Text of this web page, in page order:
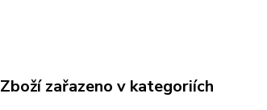
Zboží zařazeno v kategoriích